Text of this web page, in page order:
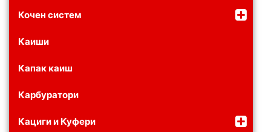
Кочен систем
Каиши
Капак каиш
Карбуратори
Кациги и Куфери